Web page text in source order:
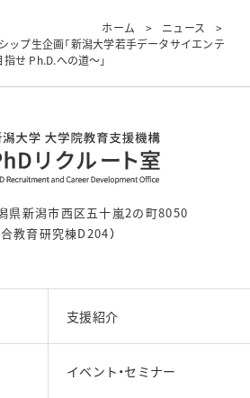
ホーム
ニュース
プ生企画「新潟大学若手データサイエンテ
せ Ph.D.への道〜」
県新潟市西区五十嵐2の町8050
合教育研究棟D204）
支援紹介
イベント・セミナー